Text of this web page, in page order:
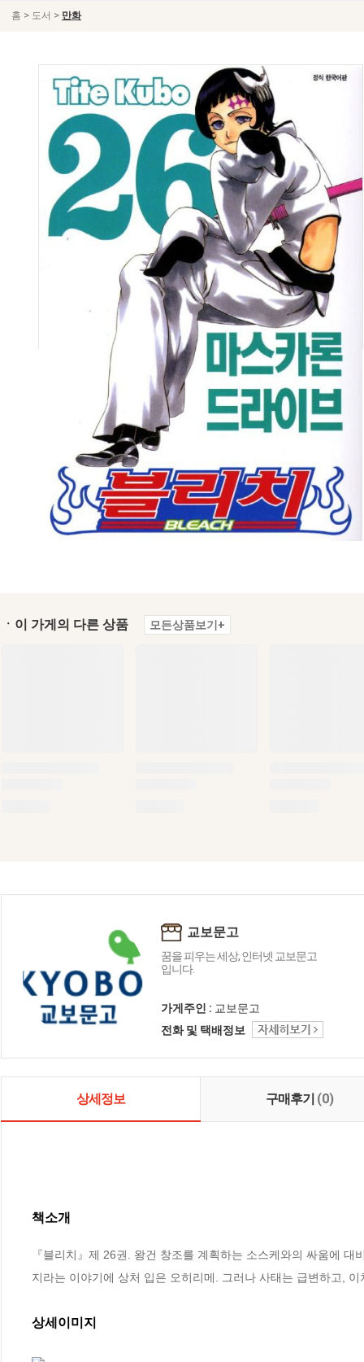
홈 > 도서 > 만화
ㆍ이 가게의 다른 상품 모든상품보기+
교보문고
꿈을 피우는 세상, 인터넷 교보문고
입니다.
가게주인 : 교보문고
전화 및 택배정보
상세정보 구매후기 (0)
책소개
『블리치』제 26권. 왕건 창조를 계획하는 소스케와의 싸움에
지라는 이야기에 상처 입은 오히리메. 그러나 사태는 급변하고,
상세이미지